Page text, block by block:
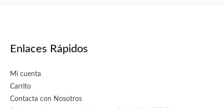
Enlaces Rápidos
Mi cuenta
Carrito
Contacta con Nosotros